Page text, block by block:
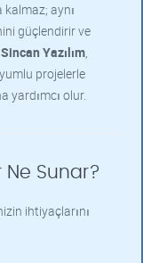
kalmaz; aynı
güçlendirir ve
Sincan Yazılım,
projelerle
yardımcı olur.
Sunar?
ihtiyaçlarını